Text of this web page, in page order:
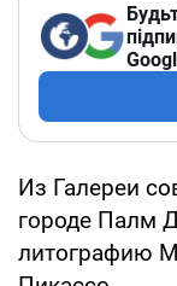
Из Галереи
городе Палм
литографию